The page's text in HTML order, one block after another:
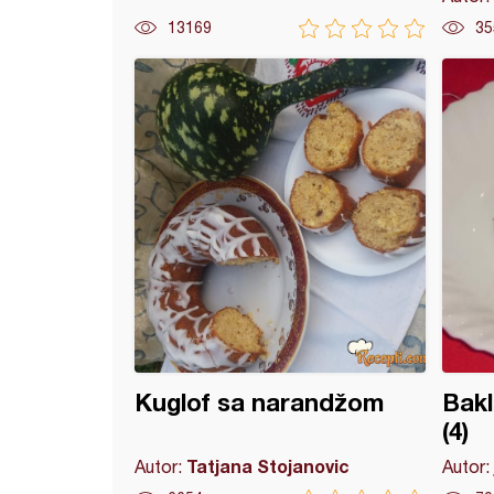
13169
Kuglof sa narandžom
Autor: Tatjana Stojanovic
(4)
Autor: